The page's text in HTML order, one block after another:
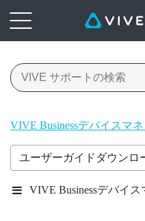
VIVE Businessデバイスマ
ユーザーガイドダウンロ
VIVE Businessデバイ